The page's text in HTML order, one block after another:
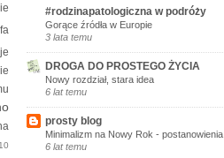
#rodzinapatologiczna w podróży
Gorące źródła w Europie
3 lata temu
DROGA DO PROSTEGO ŻYCIA
Nowy rozdział, stara idea
6 lat temu
prosty blog
Minimalizm na Nowy Rok - postanowienia
6 lat temu